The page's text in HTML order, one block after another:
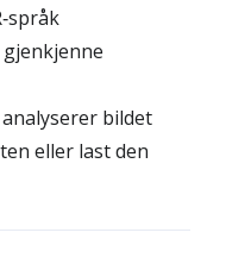
gjenkjenne
bildet
eller last den